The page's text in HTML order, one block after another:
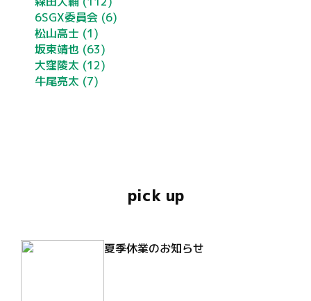
6SGX委員会 (6)
松山高士 (1)
坂東靖也 (63)
大窪陵太 (12)
牛尾亮太 (7)
pick up
夏季休業のお知らせ